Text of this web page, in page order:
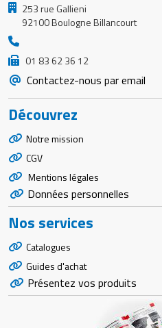
253 rue Gallieni
92100 Boulogne Billancourt
01 83 62 36 12
Contactez-nous par email
Découvrez
Notre mission
CGV
Mentions légales
Données personnelles
Nos services
Catalogues
Guides d'achat
Présentez vos produits